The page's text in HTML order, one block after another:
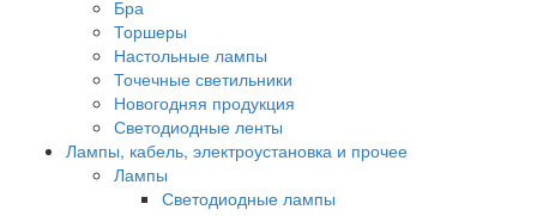
Бра
Торшеры
Настольные лампы
Точечные светильники
Новогодняя продукция
Светодиодные ленты
Лампы, кабель, электроустановка и прочее
Лампы
Светодиодные лампы